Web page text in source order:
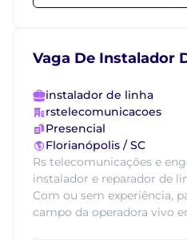
Vaga De Instalador
instalador de linha
rstelecomunicacoes
Presencial
Florianópolis / SC
Rs telecomunicações e
instalador e reparador de
Com ou sem experiência,
campo da operadora vivo